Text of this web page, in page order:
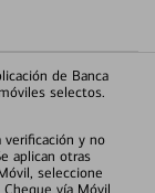
de Banca
selectos.
y no
aplican otras
seleccione
vía Móvil